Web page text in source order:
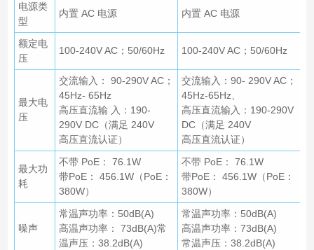
电源类
型
内置 AC 电源 内置 AC 电源
额定电
压
100-240V AC；50/60Hz 100-240V AC；50/60Hz
最大电
压
交流输入： 90-290V AC；
45Hz- 65Hz
高压直流输 入：190-
290V DC（满足 240V
高压直流认证）
交流输入：90- 290V AC；
45Hz-65Hz、
高压直流输入：190-290V
DC（满足 240V
高压直流认证）
最大功
耗
不带 PoE： 76.1W
带PoE： 456.1W（PoE：
380W）
不带 PoE： 76.1W
带PoE： 456.1W（PoE：
380W）
噪声
常温声功率：50dB(A)
高温声功率： 73dB(A)常
温声压：38.2dB(A)
常温声功率：50dB(A)
高温声功率：73dB(A)
常温声压：38.2dB(A)